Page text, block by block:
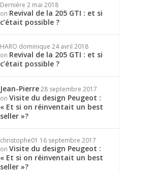
Dernière 2 mai 2018
on Revival de la 205 GTI : et si
c’était possible ?
HARO dominique 24 avril 2018
on Revival de la 205 GTI : et si
c’était possible ?
Jean-Pierre28 septembre 2017
on Visite du design Peugeot :
« Et si on réinventait un best
seller »?
christophe01 16 septembre 2017
on Visite du design Peugeot :
« Et si on réinventait un best
seller »?